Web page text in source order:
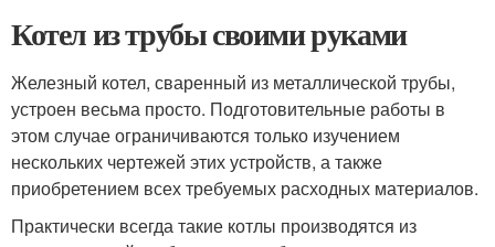
Котел из трубы своими руками
Железный котел, сваренный из металлической трубы,
устроен весьма просто. Подготовительные работы в
этом случае ограничиваются только изучением
нескольких чертежей этих устройств, а также
приобретением всех требуемых расходных материалов.
Практически всегда такие котлы производятся из